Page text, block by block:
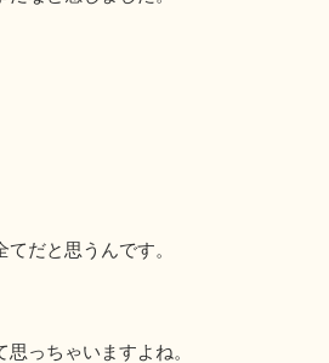
だと思うんです。
っちゃいますよね。